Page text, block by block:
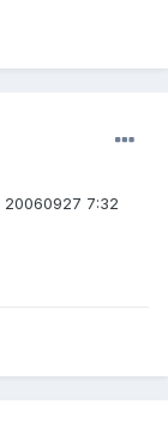
7:32